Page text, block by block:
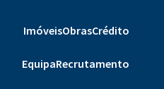
ImóveisObrasCrédito
EquipaRecrutamento